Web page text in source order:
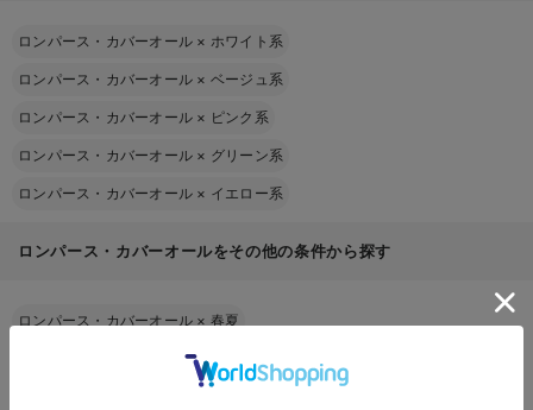
ロンパース・カバーオール × ホワイト系
ロンパース・カバーオール × ベージュ系
ロンパース・カバーオール × ピンク系
ロンパース・カバーオール × グリーン系
ロンパース・カバーオール × イエロー系
ロンパース・カバーオールをその他の条件から探す
ロンパース・カバーオール × 春夏
ロンパース・カバーオール × 秋冬春（3シーズン）